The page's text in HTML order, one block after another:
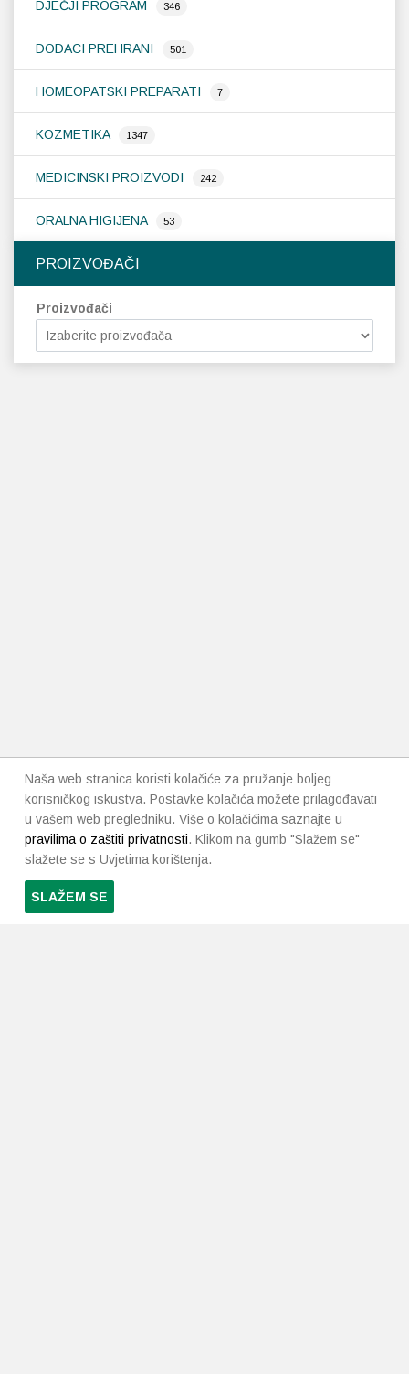
DJEČJI PROGRAM 346
DODACI PREHRANI 501
HOMEOPATSKI PREPARATI 7
KOZMETIKA 1347
MEDICINSKI PROIZVODI 242
ORALNA HIGIJENA 53
PROIZVOĐAČI
Proizvođači
Naša web stranica koristi kolačiće za pružanje boljeg
korisničkog iskustva. Postavke kolačića možete prilagođavati
u vašem web pregledniku. Više o kolačićima saznajte u
pravilima o zaštiti privatnosti. Klikom na gumb "Slažem se"
slažete se s Uvjetima korištenja.
SLAŽEM SE